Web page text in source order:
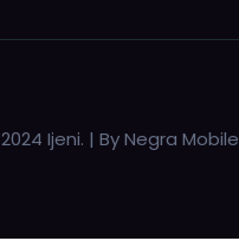
© 2024 Ijeni. | By Negra